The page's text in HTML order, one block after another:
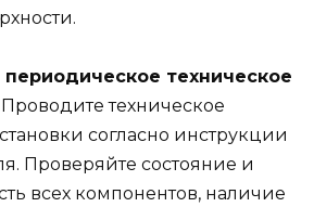
техническое
Проводите техническое
согласно инструкции
Проверяйте состояние и
всех компонентов, наличие